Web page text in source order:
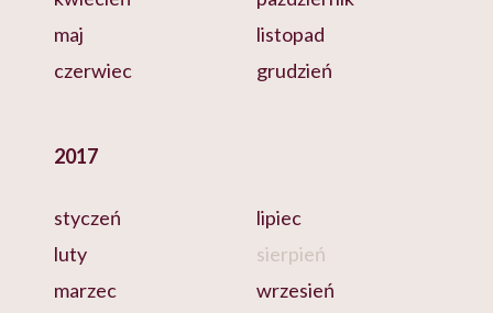
maj
czerwiec
listopad
grudzień
2017
styczeń
luty
marzec
lipiec
sierpień
wrzesień